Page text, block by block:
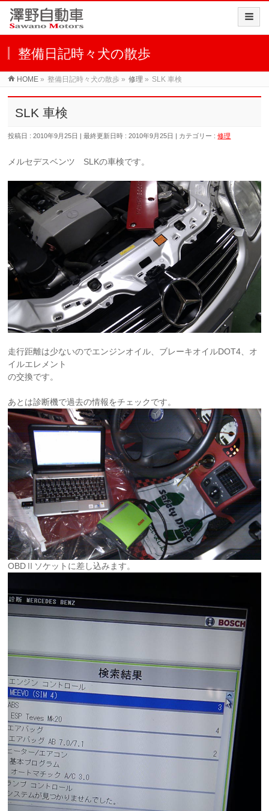
整備日記時々犬の散歩
HOME » 整備日記時々犬の散歩 » 修理 » SLK 車検
SLK 車検
投稿日 : 2010年9月25日 最終更新日時 : 2010年9月25日 カテゴリー :修理
メルセデスベンツ SLKの車検です。
走行距離は少ないのでエンジンオイル、ブレーキオイルDOT4、オ
イルエレメント
の交換です。
あとは診断機で過去の情報をチェックです。
OBDⅡソケットに差し込みます。